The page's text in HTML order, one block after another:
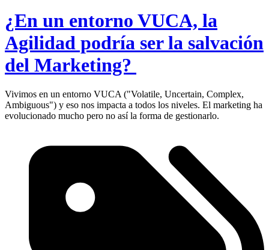
¿En un entorno VUCA, la
Agilidad podría ser la salvación
del Marketing?
Vivimos en un entorno VUCA ("Volatile, Uncertain, Complex,
Ambiguous") y eso nos impacta a todos los niveles. El marketing ha
evolucionado mucho pero no así la forma de gestionarlo.